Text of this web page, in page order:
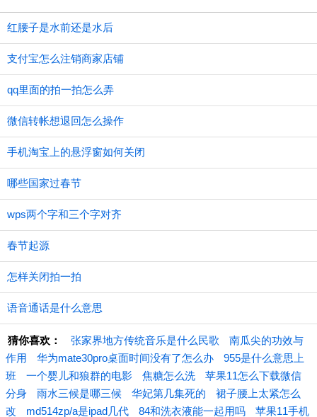
红腰子是水前还是水后
支付宝怎么注销商家店铺
qq里面的拍一拍怎么弄
微信转帐想退回怎么操作
手机淘宝上的悬浮窗如何关闭
哪些国家过春节
wps两个字和三个字对齐
春节起源
怎样关闭拍一拍
语音通话是什么意思
猜你喜欢： 张家界地方传统音乐是什么民歌
南瓜尖的功效与
作用
华为mate30pro桌面时间没有了怎么办
955是什么意思上
班
一个婴儿和狼群的电影 焦糖怎么洗
苹果11怎么下载微信
分身
雨水三候是哪三候 华妃第几集死的
裙子腰上太紧怎么
改
md514zp/a是ipad几代 84和洗衣液能一起用吗 苹果11手机